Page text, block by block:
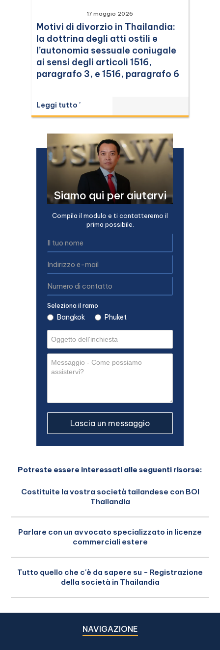
Siamo qui per aiutarvi
Compila il modulo e ti contatteremo il
prima possibile.
Seleziona il ramo
Bangkok Phuket
17 maggio 2026
Motivi di divorzio in Thailandia:
la dottrina degli atti ostili e
l’autonomia sessuale coniugale
ai sensi degli articoli 1516,
paragrafo 3, e 1516, paragrafo 6
Leggi tutto '
Potreste essere interessati alle seguenti risorse:
Costituite la vostra società tailandese con BOI
Thailandia
Parlare con un avvocato specializzato in licenze
commerciali estere
Tutto quello che c'è da sapere su - Registrazione
della società in Thailandia
NAVIGAZIONE